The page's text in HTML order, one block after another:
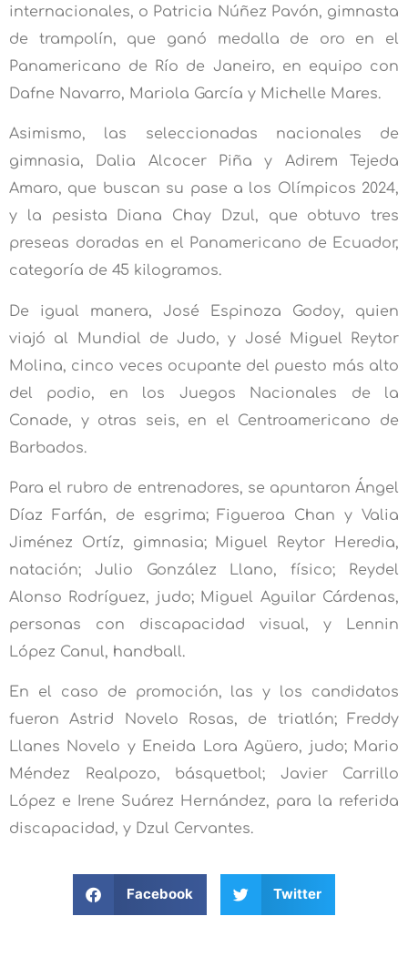
internacionales, o Patricia Núñez Pavón, gimnasta
de trampolín, que ganó medalla de oro en el
Panamericano de Río de Janeiro, en equipo con
Dafne Navarro, Mariola García y Michelle Mares.
Asimismo, las seleccionadas nacionales de
gimnasia, Dalia Alcocer Piña y Adirem Tejeda
Amaro, que buscan su pase a los Olímpicos 2024,
y la pesista Diana Chay Dzul, que obtuvo tres
preseas doradas en el Panamericano de Ecuador,
categoría de 45 kilogramos.
De igual manera, José Espinoza Godoy, quien
viajó al Mundial de Judo, y José Miguel Reytor
Molina, cinco veces ocupante del puesto más alto
del podio, en los Juegos Nacionales de la
Conade, y otras seis, en el Centroamericano de
Barbados.
Para el rubro de entrenadores, se apuntaron Ángel
Díaz Farfán, de esgrima; Figueroa Chan y Valia
Jiménez Ortíz, gimnasia; Miguel Reytor Heredia,
natación; Julio González Llano, físico; Reydel
Alonso Rodríguez, judo; Miguel Aguilar Cárdenas,
personas con discapacidad visual, y Lennin
López Canul, handball.
En el caso de promoción, las y los candidatos
fueron Astrid Novelo Rosas, de triatlón; Freddy
Llanes Novelo y Eneida Lora Agüero, judo; Mario
Méndez Realpozo, básquetbol; Javier Carrillo
López e Irene Suárez Hernández, para la referida
discapacidad, y Dzul Cervantes.
Facebook Twitter